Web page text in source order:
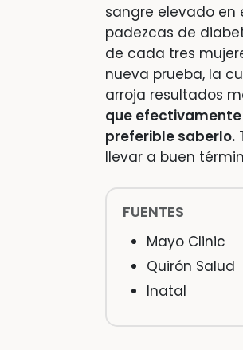
sangre elevado en
padezcas de
de cada tres
nueva prueba, la
arroja resultados
que
preferible saberlo.
llevar a buen
FUENTES
Mayo Clinic
Quirón Salud
Inatal